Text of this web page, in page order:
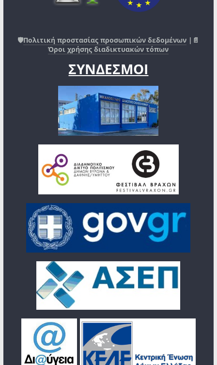
🛡️Πολιτική προστασίας προσωπικών δεδομένων |📄
Όροι χρήσης διαδικτυακών τόπων
ΣΥΝΔΕΣΜΟΙ